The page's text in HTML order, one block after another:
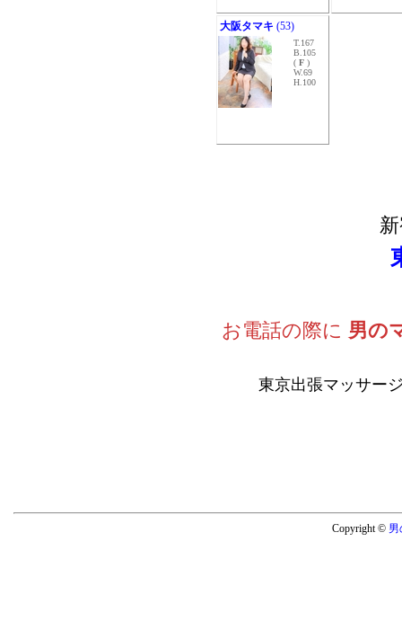
大阪タマキ (53)
T.167
B.105
( F )
W.69
H.100
お電話の際に 男の
東京出張マッサー
Copyright © 男